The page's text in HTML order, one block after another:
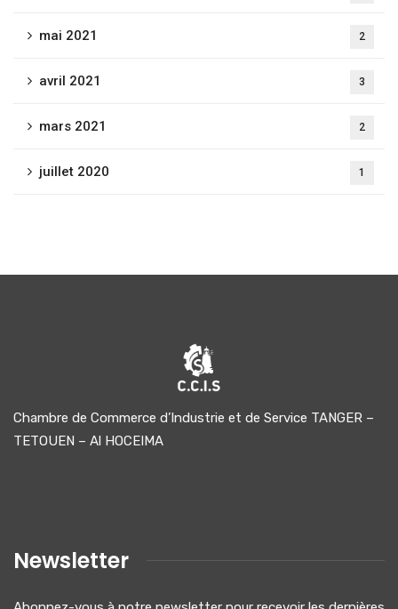
mai 2021 2
avril 2021 3
mars 2021 2
juillet 2020 1
Chambre de Commerce d’Industrie et de Service TANGER –
TETOUEN – Al HOCEIMA
Newsletter